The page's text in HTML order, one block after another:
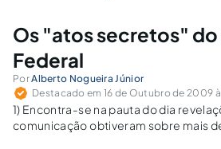
Os "atos secretos" do
Federal
PorAlberto Nogueira Júnior
Destacado em 16 de Outubro de 2009
1) Encontra-se na pauta do dia
comunicação obtiveram sobre mais